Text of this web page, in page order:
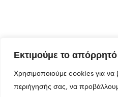
Εκτιμούμε το
Χρησιμοποιούμε cookies για να
περιήγησής σας, να